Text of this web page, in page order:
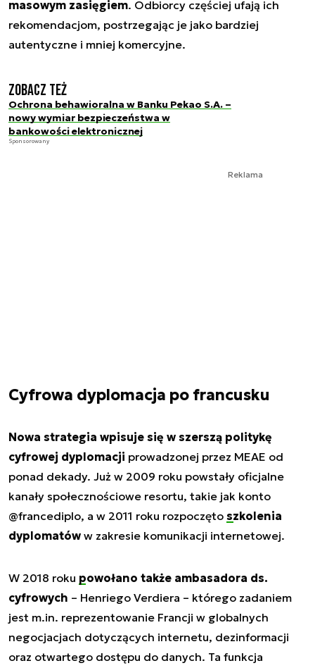
masowym zasięgiem. Odbiorcy częściej ufają ich
rekomendacjom, postrzegając je jako bardziej
autentyczne i mniej komercyjne.
Zobacz też
Ochrona behawioralna w Banku Pekao S.A. –
nowy wymiar bezpieczeństwa w
bankowości elektronicznej
Sponsorowany
Reklama
Cyfrowa dyplomacja po francusku
Nowa strategia wpisuje się w szerszą politykę
cyfrowej dyplomacji prowadzonej przez MEAE od
ponad dekady. Już w 2009 roku powstały oficjalne
kanały społecznościowe resortu, takie jak konto
@francediplo, a w 2011 roku rozpoczęto szkolenia
dyplomatów w zakresie komunikacji internetowej.
W 2018 roku powołano także ambasadora ds.
cyfrowych – Henriego Verdiera – którego zadaniem
jest m.in. reprezentowanie Francji w globalnych
negocjacjach dotyczących internetu, dezinformacji
oraz otwartego dostępu do danych. Ta funkcja